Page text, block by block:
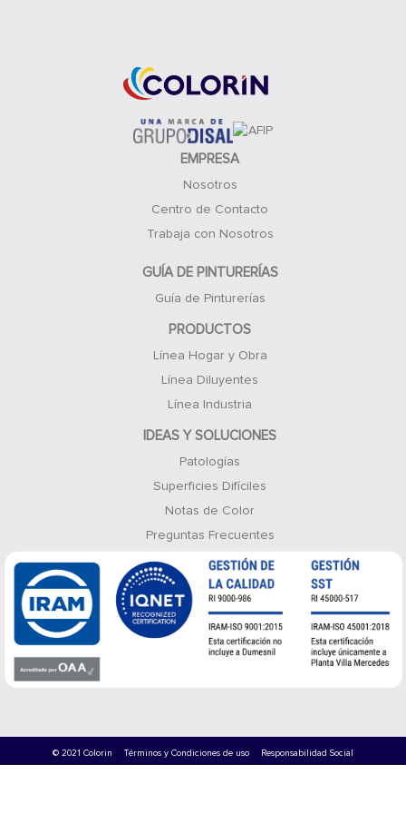
EMPRESA
Nosotros
Centro de Contacto
Trabaja con Nosotros
GUÍA DE PINTURERÍAS
Guía de Pinturerías
PRODUCTOS
Línea Hogar y Obra
Línea Diluyentes
Línea Industria
IDEAS Y SOLUCIONES
Patologías
Superficies Difíciles
Notas de Color
Preguntas Frecuentes
© 2021 Colorin Términos y Condiciones de uso Responsabilidad Social